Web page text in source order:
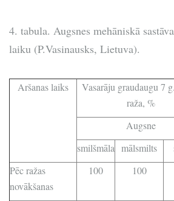
4. tabula. Augsnes mehāniskā
laiku (P.Vasinausks, Lietuva).
Aršanas laiks
Vasarāju graudaugu 7
raža, %
Augsne
smilšmāla mālsmilts
Pēc ražas
novākšanas
100 100